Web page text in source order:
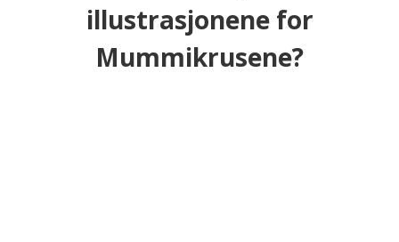
illustrasjonene for
Mummikrusene?